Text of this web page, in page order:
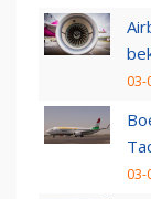
03-
03-